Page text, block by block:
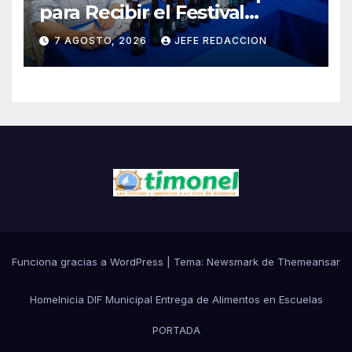
para Recibir el Festival
Internacional de la Cerveza
Costa de Michoacán 2026
7 AGOSTO, 2026 JEFE REDACCION
Funciona gracias a WordPress Tema: Newsmark de Themeansar
HomeInicia DIF Municipal Entrega de Alimentos en Escuelas
PORTADA